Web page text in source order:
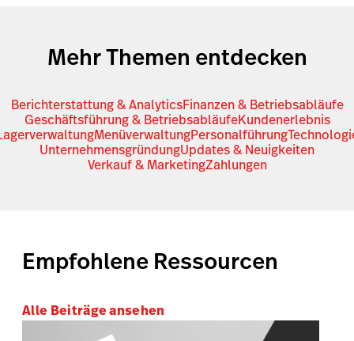
Mehr Themen entdecken
Berichterstattung & AnalyticsFinanzen & Betriebsabläufe
Geschäftsführung & BetriebsabläufeKundenerlebnis
MenüverwaltungPersonalführung
UnternehmensgründungUpdates & Neuigkeiten
Verkauf & MarketingZahlungen
Empfohlene Ressourcen
Alle Beiträge ansehen